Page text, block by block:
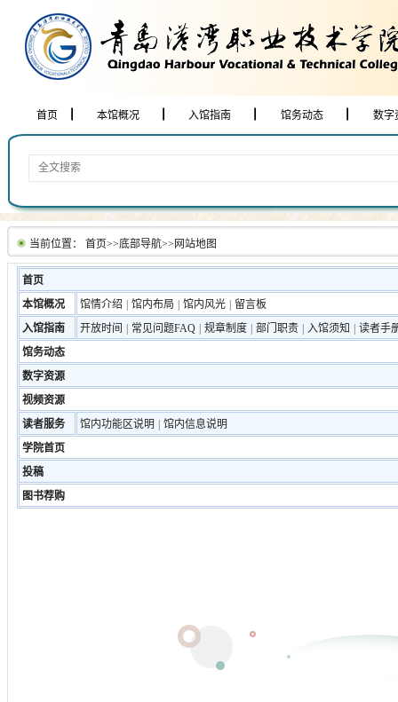
首页 本馆概况 入馆指南 馆务动态 数字
当前位置： 首页>>底部导航>> 网站地图
首页
本馆概况
馆情介绍 馆内布局 馆内风光
留言板
入馆指南
开放时间 常见问题FAQ 规章制度 部门职责 入馆须知
读者手
馆务动态
数字资源
视频资源
读者服务
馆内功能区说明
馆内信息说明
学院首页
投稿
图书荐购